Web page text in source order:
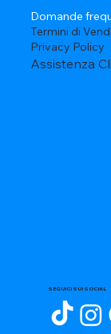
Domande
Termini di
Privacy Policy
Assistenza
SEGUICI SUI SOCIAL